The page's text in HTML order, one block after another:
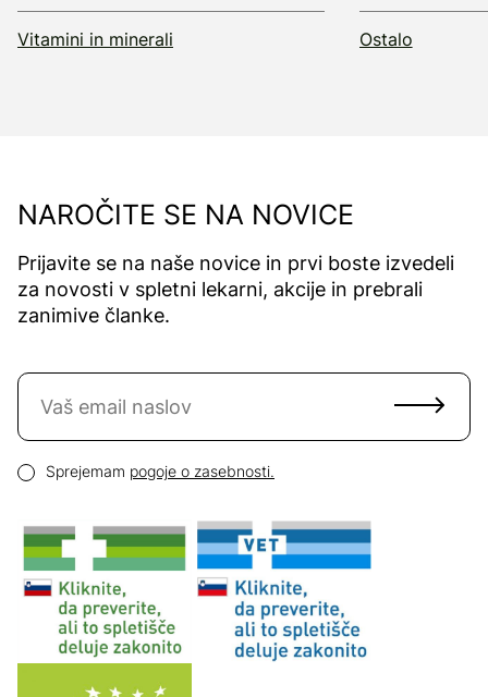
Vitamini in minerali Ostalo
NAROČITE SE NA NOVICE
Prijavite se na naše novice in prvi boste izvedeli
za novosti v spletni lekarni, akcije in prebrali
zanimive članke.
Naročite se na novice
Pogoji zasebnosti
Sprejemam pogoje o zasebnosti.